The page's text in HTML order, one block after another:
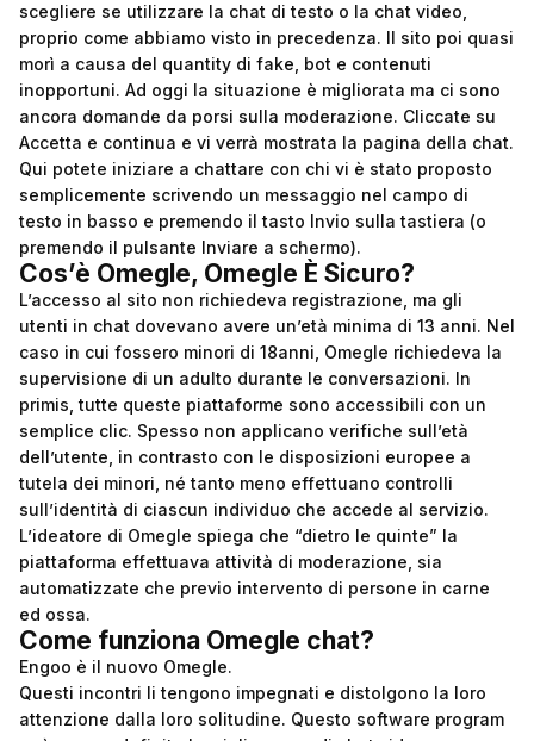
scegliere se utilizzare la chat di testo o la chat video,
proprio come abbiamo visto in precedenza. Il sito poi quasi
morì a causa del quantity di fake, bot e contenuti
inopportuni. Ad oggi la situazione è migliorata ma ci sono
ancora domande da porsi sulla moderazione. Cliccate su
Accetta e continua e vi verrà mostrata la pagina della chat.
Qui potete iniziare a chattare con chi vi è stato proposto
semplicemente scrivendo un messaggio nel campo di
testo in basso e premendo il tasto Invio sulla tastiera (o
premendo il pulsante Inviare a schermo).
Cos’è Omegle, Omegle È Sicuro?
L’accesso al sito non richiedeva registrazione, ma gli
utenti in chat dovevano avere un’età minima di 13 anni. Nel
caso in cui fossero minori di 18anni, Omegle richiedeva la
supervisione di un adulto durante le conversazioni. In
primis, tutte queste piattaforme sono accessibili con un
semplice clic. Spesso non applicano verifiche sull’età
dell’utente, in contrasto con le disposizioni europee a
tutela dei minori, né tanto meno effettuano controlli
sull’identità di ciascun individuo che accede al servizio.
L’ideatore di Omegle spiega che “dietro le quinte” la
piattaforma effettuava attività di moderazione, sia
automatizzate che previo intervento di persone in carne
ed ossa.
Come funziona Omegle chat?
Engoo è il nuovo Omegle.
Questi incontri li tengono impegnati e distolgono la loro
attenzione dalla loro solitudine. Questo software program